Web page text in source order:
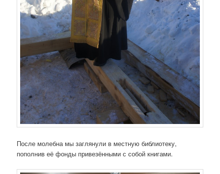
После молебна мы заглянули в местную библиотеку,
пополнив её фонды привезёнными с собой книгами.